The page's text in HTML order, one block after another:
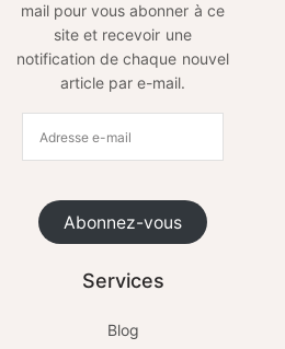
mail pour vous abonner à ce
site et recevoir une
notification de chaque nouvel
article par e-mail.
Abonnez-vous
Services
Blog